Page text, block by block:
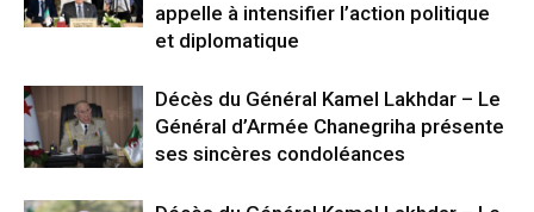
appelle à intensifier l’action politique
et diplomatique
Décès du Général Kamel Lakhdar – Le
Général d’Armée Chanegriha présente
ses sincères condoléances